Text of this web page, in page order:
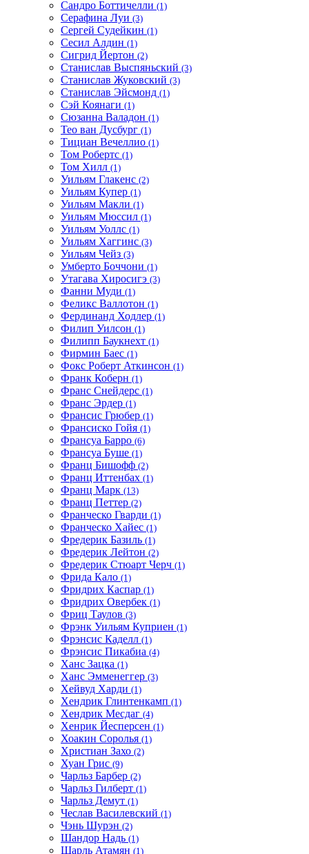
Сандро Боттичелли (1)
Серафина Луи (3)
Сергей Судейкин (1)
Сесил Алдин (1)
Сигрид Йертон (2)
Станислав Выспяньский (3)
Станислав Жуковский (3)
Станислав Эйсмонд (1)
Сэй Коянаги (1)
Сюзанна Валадон (1)
Тео ван Дусбург (1)
Тициан Вечеллио (1)
Том Робертс (1)
Том Хилл (1)
Уильям Глакенс (2)
Уильям Купер (1)
Уильям Макли (1)
Уильям Мюссил (1)
Уильям Уоллс (1)
Уильям Хаггинс (3)
Уильям Чейз (3)
Умберто Боччони (1)
Утагава Хиросигэ (3)
Фанни Муди (1)
Феликс Валлотон (1)
Фердинанд Ходлер (1)
Филип Уилсон (1)
Филипп Баукнехт (1)
Фирмин Баес (1)
Фокс Роберт Аткинсон (1)
Франк Коберн (1)
Франс Снейдерс (1)
Франс Эрдер (1)
Франсис Грюбер (1)
Франсиско Гойя (1)
Франсуа Барро (6)
Франсуа Буше (1)
Франц Бишофф (2)
Франц Иттенбах (1)
Франц Марк (13)
Франц Петтер (2)
Франческо Гварди (1)
Франческо Хайес (1)
Фредерик Базиль (1)
Фредерик Лейтон (2)
Фредерик Стюарт Черч (1)
Фрида Кало (1)
Фридрих Каспар (1)
Фридрих Овербек (1)
Фриц Таулов (3)
Фрэнк Уильям Куприен (1)
Фрэнсис Каделл (1)
Фрэнсис Пикабиа (4)
Ханс Зацка (1)
Ханс Эмменеггер (3)
Хейвуд Харди (1)
Хендрик Глинтенкамп (1)
Хендрик Месдаг (4)
Хенрик Йесперсен (1)
Хоакин Соролья (1)
Христиан Захо (2)
Хуан Грис (9)
Чарльз Барбер (2)
Чарльз Гилберт (1)
Чарльз Демут (1)
Чеслав Василевский (1)
Чэнь Шурэн (2)
Шандор Надь (1)
Шарль Атамян (1)